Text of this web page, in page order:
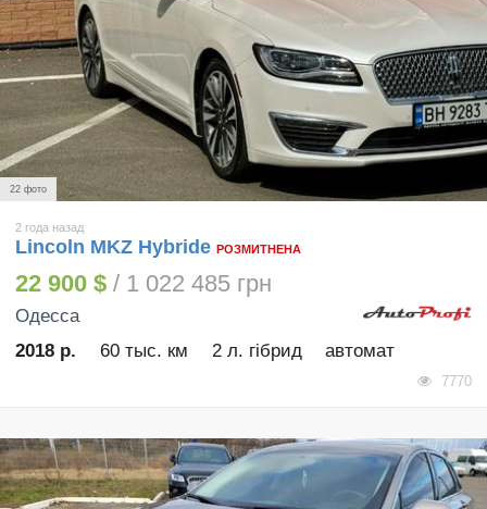
22 фото
2 года назад
Lincoln MKZ Hybride РОЗМИТНЕНА
22 900 $ / 1 022 485 грн
Одесса
2018 р.
60 тыс. км 2 л. гібрид автомат
7770